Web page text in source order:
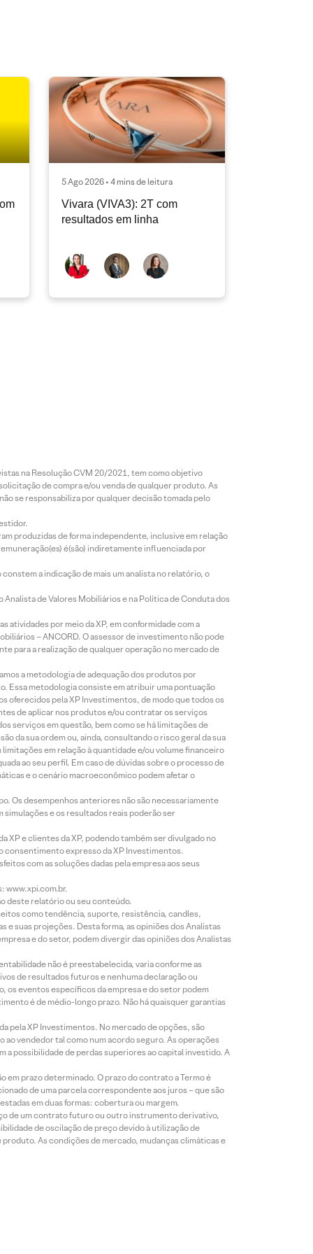
5 Ago 2026 • 4 mins de leitura
Vivara (VIVA3): 2T com
resultados em linha
na Resolução CVM 20/2021, tem como objetivo
de compra e/ou venda de qualquer produto. As
se responsabiliza por qualquer decisão tomada pelo
produzidas de forma independente, inclusive em relação
é(são) indiretamente influenciada por
a indicação de mais um analista no relatório, o
de Valores Mobiliários e na Política de Conduta dos
atividades por meio da XP, em conformidade com a
– ANCORD. O assessor de investimento não pode
para a realização de qualquer operação no mercado de
a metodologia de adequação dos produtos por
Essa metodologia consiste em atribuir uma pontuação
oferecidos pela XP Investimentos, de modo que todos os
de aplicar nos produtos e/ou contratar os serviços
serviços em questão, bem como se há limitações de
da sua ordem ou, ainda, consultando o risco geral da sua
em relação à quantidade e/ou volume financeiro
ao seu perfil. Em caso de dúvidas sobre o processo de
e o cenário macroeconômico podem afetar o
Os desempenhos anteriores não são necessariamente
e os resultados reais poderão ser
e clientes da XP, podendo também ser divulgado no
consentimento expresso da XP Investimentos.
com as soluções dadas pela empresa aos seus
www.xpi.com.br.
deste relatório ou seu conteúdo.
como tendência, suporte, resistência, candles,
e suas projeções. Desta forma, as opiniões dos Analistas
e do setor, podem divergir das opiniões dos Analistas
não é preestabelecida, varia conforme as
de resultados futuros e nenhuma declaração ou
os eventos específicos da empresa e do setor podem
é de médio-longo prazo. Não há quaisquer garantias
pela XP Investimentos. No mercado de opções, são
vendedor tal como num acordo seguro. As operações
possibilidade de perdas superiores ao capital investido. A
em prazo determinado. O prazo do contrato a Termo é
de uma parcela correspondente aos juros – que são
em duas formas: cobertura ou margem.
de um contrato futuro ou outro instrumento derivativo,
de oscilação de preço devido à utilização de
As condições de mercado, mudanças climáticas e